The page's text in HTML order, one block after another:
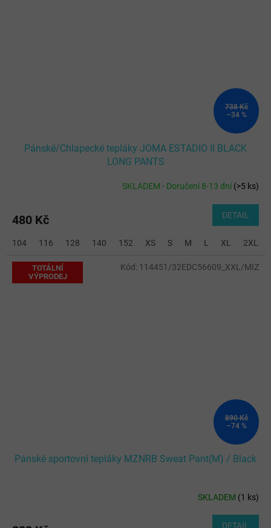
738 Kč
–34 %
Pánské/Chlapecké tepláky JOMA ESTADIO II BLACK
LONG PANTS
SKLADEM - Doručení 8-13 dní(>5 ks)
480 Kč DETAIL
104 116 128 140 152 XS S M L XL 2XL
TOTÁLNÍ
VÝPRODEJ
890 Kč
–74 %
Pánské sportovní tepláky MZNRB Sweat Pant(M) / Black
SKLADEM (1 ks)
DETAIL
Kód: 114451/32EDC56609_XXL/MIZ